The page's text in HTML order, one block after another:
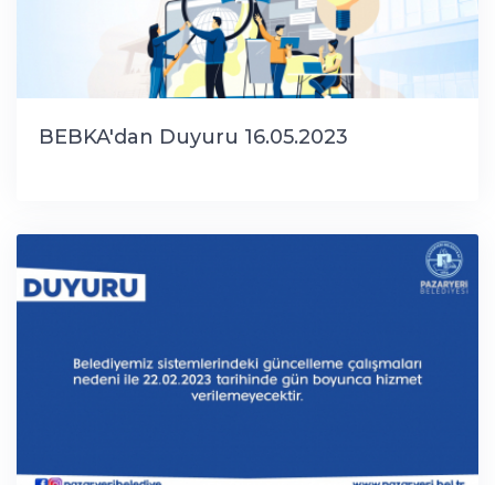
BEBKA'dan Duyuru 16.05.2023